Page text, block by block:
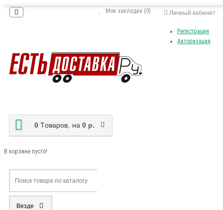
Личный кабинет
Регистрация
Авторизация
Мои закладки (0)
0 Tоваров, на 0 р.
В корзине пусто!
Везде